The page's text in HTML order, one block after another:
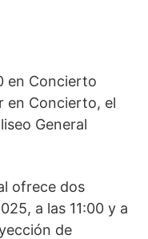
en Concierto
en Concierto, el
General
ofrece dos
a las 11:00 y a
de